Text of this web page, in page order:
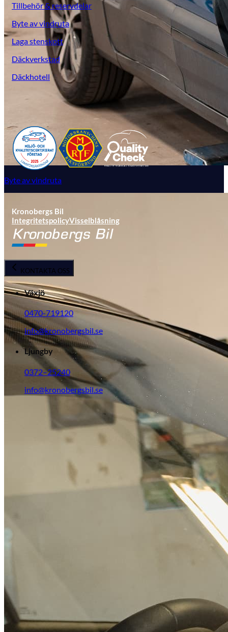
KGM Pickups
Fordonstyp
PickupTransportbilPersonbil
Visa alla fordon
Byte av vindruta
Tillbehör & reservdelar
Byte av vindruta
Laga stenskott
Däckverkstad
Däckhotell
Kronobergs Bil
IntegritetspolicyVisselblåsning
KONTAKTA OSS
Växjö
0470-719120
info@kronobergsbil.se
Ljungby
0372–25240
info@kronobergsbil.se